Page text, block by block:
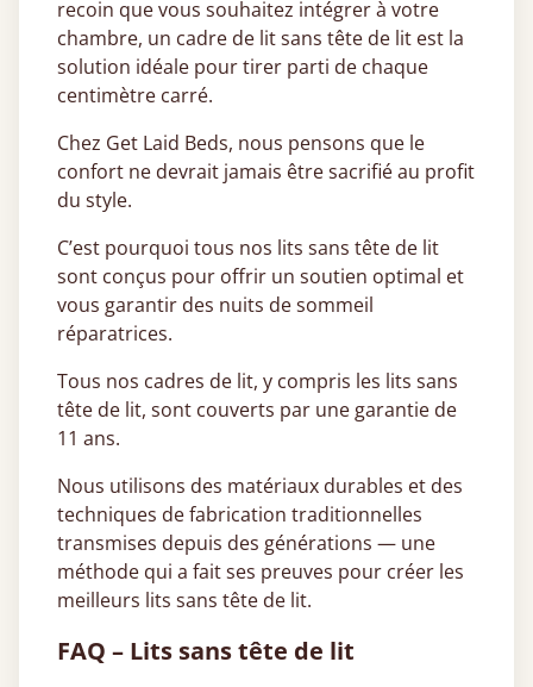
recoin que vous souhaitez intégrer à votre
chambre, un cadre de lit sans tête de lit est la
solution idéale pour tirer parti de chaque
centimètre carré.
Chez Get Laid Beds, nous pensons que le
confort ne devrait jamais être sacrifié au profit
du style.
C’est pourquoi tous nos lits sans tête de lit
sont conçus pour offrir un soutien optimal et
vous garantir des nuits de sommeil
réparatrices.
Tous nos cadres de lit, y compris les lits sans
tête de lit, sont couverts par une garantie de
11 ans.
Nous utilisons des matériaux durables et des
techniques de fabrication traditionnelles
transmises depuis des générations — une
méthode qui a fait ses preuves pour créer les
meilleurs lits sans tête de lit.
FAQ – Lits sans tête de lit